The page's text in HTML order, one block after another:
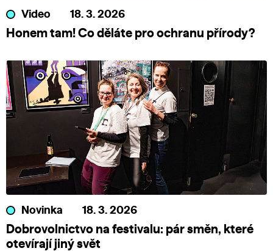
Video 18. 3. 2026
Honem tam! Co děláte pro ochranu přírody?
Novinka 18. 3. 2026
Dobrovolnictvo na festivalu: pár směn, které
otevírají jiný svět